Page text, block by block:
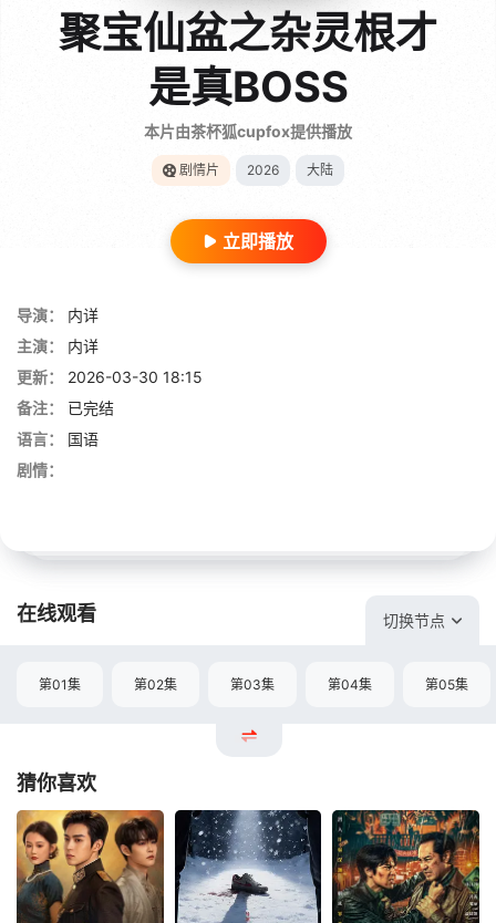
聚宝仙盆之杂灵根才
是真BOSS
本片由茶杯狐cupfox提供播放
剧情片 2026 大陆
立即播放
导演：
内详
主演：
内详
更新：
2026-03-30 18:15
备注：
已完结
语言：
国语
剧情：
在线观看 切换节点
第01集 第02集 第03集 第04集 第05集
猜你喜欢